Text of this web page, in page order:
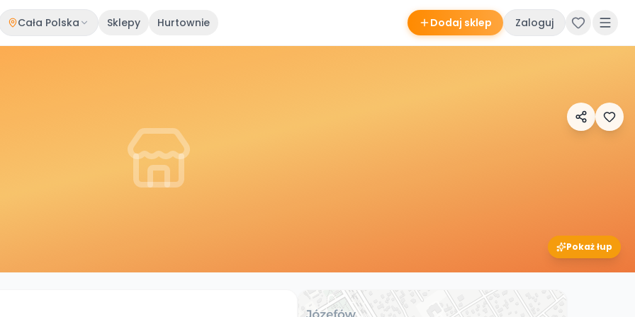
Cała Polska Sklepy Hurtownie Dodaj sklep Zaloguj
Pokaż łup